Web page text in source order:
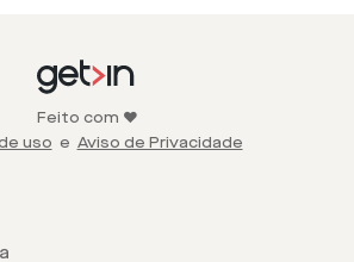
Feito com ❤️
uso e Aviso de Privacidade